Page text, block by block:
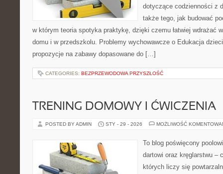
dotyczące codzienności z
także tego, jak budować
w którym teoria spotyka praktykę, dzięki czemu łatwiej wdrażać
domu i w przedszkolu. Problemy wychowawcze o Edukacja
propozycje na zabawy dopasowane do […]
CATEGORIES: BEZPRZEWODOWA PRZYSZŁOŚĆ
TRENING DOMOWY I ĆWICZENIA
POSTED BY ADMIN STY - 29 - 2026 MOŻLIWOŚĆ
To blog poświęcony
dartowi oraz kręglarstwu –
których liczy się